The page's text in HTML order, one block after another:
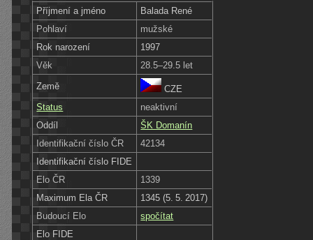
Příjmení a jméno
Balada René
Pohlaví
mužské
Rok narození
1997
Věk
28.5–29.5 let
Země
CZE
Status
neaktivní
Oddíl
ŠK Domanín
Identifikační číslo ČR
42134
Identifikační číslo FIDE
Elo ČR
1339
Maximum Ela ČR
1345 (5. 5. 2017)
Budoucí Elo
spočítat
Elo FIDE